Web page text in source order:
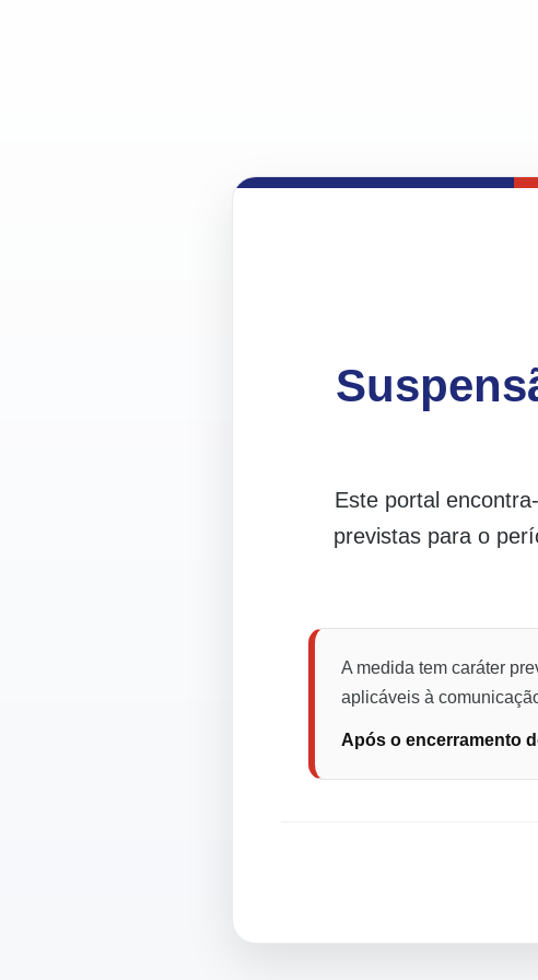
Este portal
previstas para o
A medida tem caráter
aplicáveis à
Após o encerramento